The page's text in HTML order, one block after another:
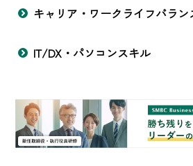
キャリア・ワークライフバラン
IT/DX・パソコンスキル